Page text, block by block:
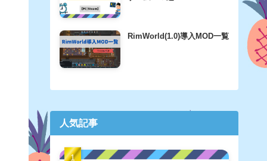
RimWorld(1.0)導入MOD一覧
人気記事